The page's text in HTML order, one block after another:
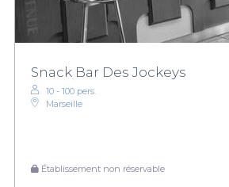
Snack Bar Des Jockeys
10 - 100 pers.
Marseille
Établissement non réservable